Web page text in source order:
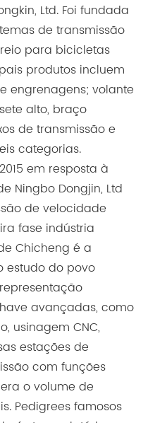
Ltd. Foi fundada
de transmissão
para bicicletas
produtos incluem
engrenagens; volante
alto, braço
de transmissão e
categorias.
em resposta à
Ningbo Dongjin, Ltd
de velocidade
fase indústria
Chicheng é a
estudo do povo
avançadas, como
usinagem CNC,
estações de
com funções
o volume de
Pedigrees famosos